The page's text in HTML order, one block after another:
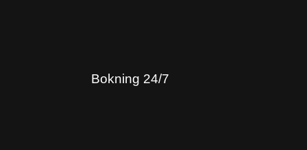
Bokning 24/7